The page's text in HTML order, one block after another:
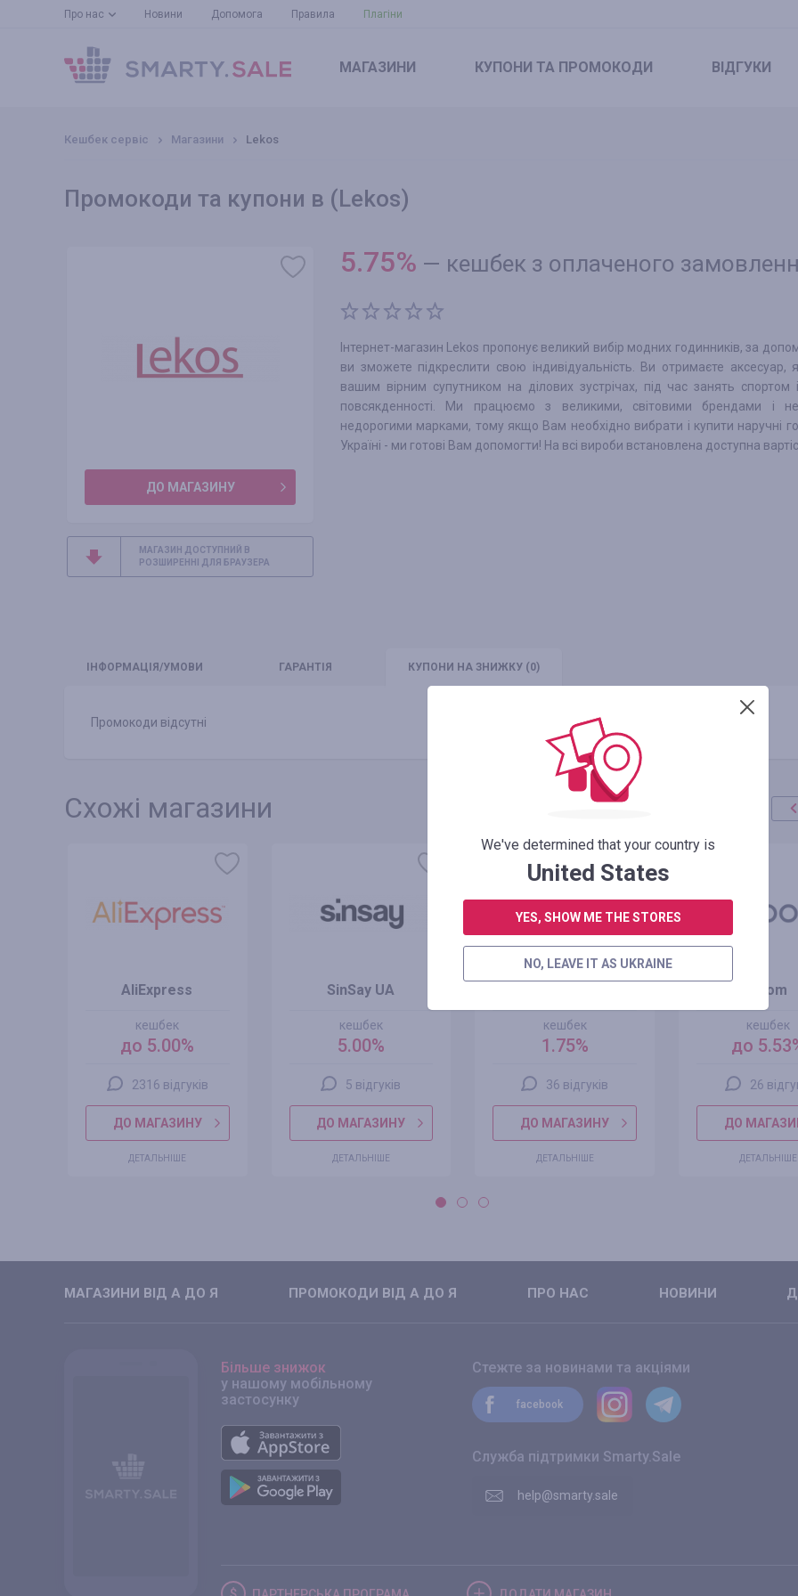
Про нас Новини Допомога Правила Плагіни
МАГАЗИНИ КУПОНИ ТА ПРОМОКОДИ ВІДГУКИ
Кешбек сервіс Магазини Lekos
Промокоди та купони в (Lekos)
ДО МАГАЗИНУ
МАГАЗИН ДОСТУПНИЙ В
РОЗШИРЕННІ ДЛЯ БРАУЗЕРА
5.75% — кешбек з оплаченого
Інтернет-магазин Lekos пропонує великий вибір модних годинників, за
ви зможете підкреслити свою індивідуальність. Ви отримаєте аксесуар,
вашим вірним супутником на ділових зустрічах, під час занять спортом
повсякденності. Ми працюємо з великими, світовими брендами і
недорогими марками, тому якщо Вам необхідно вибрати і купити наручні
Україні - ми готові Вам допомогти! На всі вироби встановлена доступна
ІНФО РМАЦІЯ/УМОВИ ГАРАНТІЯ КУПОНИ НА ЗНИЖКУ (0)
Промокоди відсутні
Схожі магазини
AliExpress
кешбек
до 5.00%
2316 відгуків
ДО МАГАЗИНУ
ДЕТАЛЬНІШЕ
SinSay UA
кешбек
5.00%
5 відгуків
ДО МАГАЗИНУ
ДЕТАЛЬНІШЕ
кешбек
1.75%
36 відгуків
ДО МАГАЗИНУ
ДЕТАЛЬНІШЕ
Joom
кешбек
до
26
ДО
ДЕТАЛЬНІШЕ
МАГАЗИНИ ВIД А ДО Я ПРОМОКОДИ ВIД А ДО Я ПРО НАС НОВИНИ
Більше знижок
у нашому мобільному
застосунку
Стежте за новинами та акціями
facebook
Служба підтримки Smarty.Sale
help@smarty.sale
We've determined that your country is
United States
YES, SHOW ME THE STORES
NO, LEAVE IT AS UKRAINE